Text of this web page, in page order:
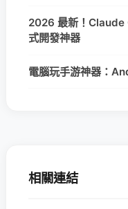
2026 最新！Claude
式開發神器
電腦玩手游神器：
相關連結